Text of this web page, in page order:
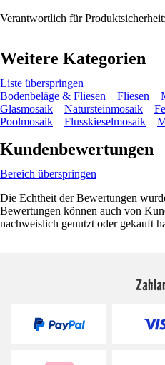
Verantwortlich für Produktsicherheit:
Weitere Kategorien
Liste überspringen
Bodenbeläge & Fliesen
Fliesen
Glasmosaik
Natursteinmosaik
Poolmosaik
Flusskieselmosaik
Kundenbewertungen
Bereich überspringen
Die Echtheit der Bewertungen
Bewertungen können auch von
nachweislich genutzt oder gekauft